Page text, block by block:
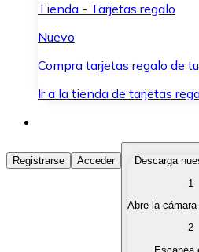
Tienda - Tarjetas regalo
Nuevo
Compra tarjetas regalo de
Ir a la tienda de tarjetas
Comprar Criptomonedas
Compra criptomonedas
Vende tus criptomonedas
Registrarse Acceder
Descarga
1
Abre la cámara
2